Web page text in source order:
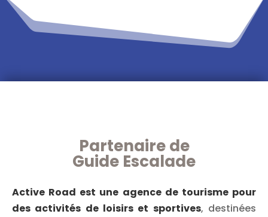
Partenaire de
Guide Escalade
Active Road est une agence de tourisme pour
des activités de loisirs et sportives, destinées